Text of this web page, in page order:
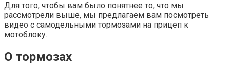
Для того, чтобы вам было понятнее то, что мы
рассмотрели выше, мы предлагаем вам посмотреть
видео с самодельными тормозами на прицеп к
мотоблоку.
О тормозах